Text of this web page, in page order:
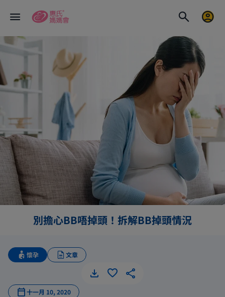
別擔心BB唔掉頭！拆解BB掉頭情況
懷孕 文章
十一月 10, 2020